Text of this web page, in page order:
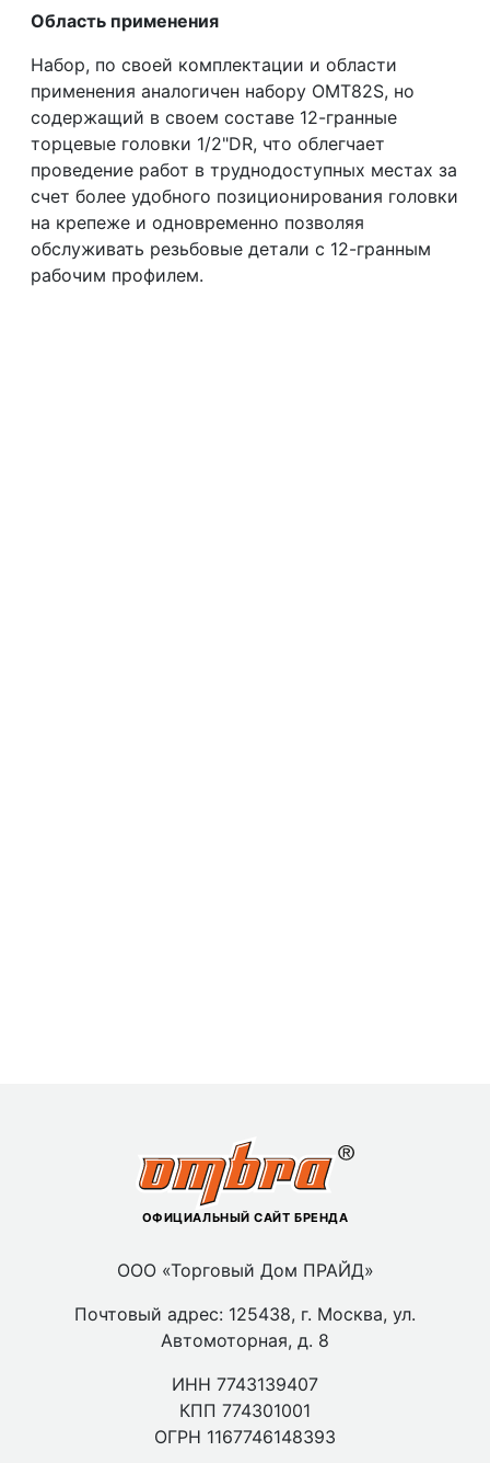
Область применения
Набор, по своей комплектации и области
применения аналогичен набору OMT82S, но
содержащий в своем составе 12-гранные
торцевые головки 1/2"DR, что облегчает
проведение работ в труднодоступных местах за
счет более удобного позиционирования головки
на крепеже и одновременно позволяя
обслуживать резьбовые детали с 12-гранным
рабочим профилем.
ОФИЦИАЛЬНЫЙ САЙТ БРЕНДА
ООО «Торговый Дом ПРАЙД»
Почтовый адрес: 125438, г. Москва, ул.
Автомоторная, д. 8
ИНН 7743139407
КПП 774301001
ОГРН 1167746148393